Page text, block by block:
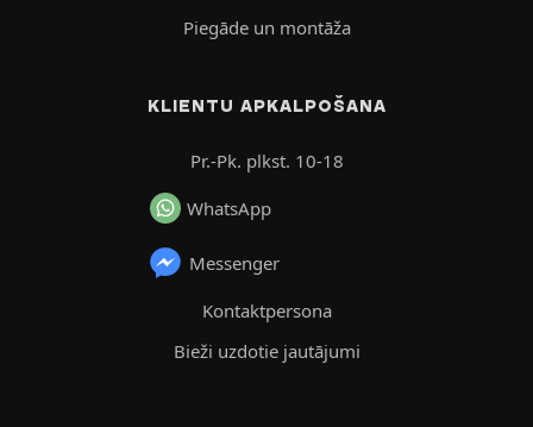
Piegāde un montāža
KLIENTU APKALPOŠANA
Pr.-Pk. plkst. 10-18
WhatsApp
Messenger
Kontaktpersona
Bieži uzdotie jautājumi